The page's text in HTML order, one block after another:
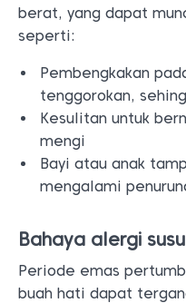
berat, yang dapat
seperti:
Pembengkakan
tenggorokan,
Kesulitan untuk
mengi
Bayi atau anak
mengalami
Bahaya alergi
Periode emas
buah hati dapat